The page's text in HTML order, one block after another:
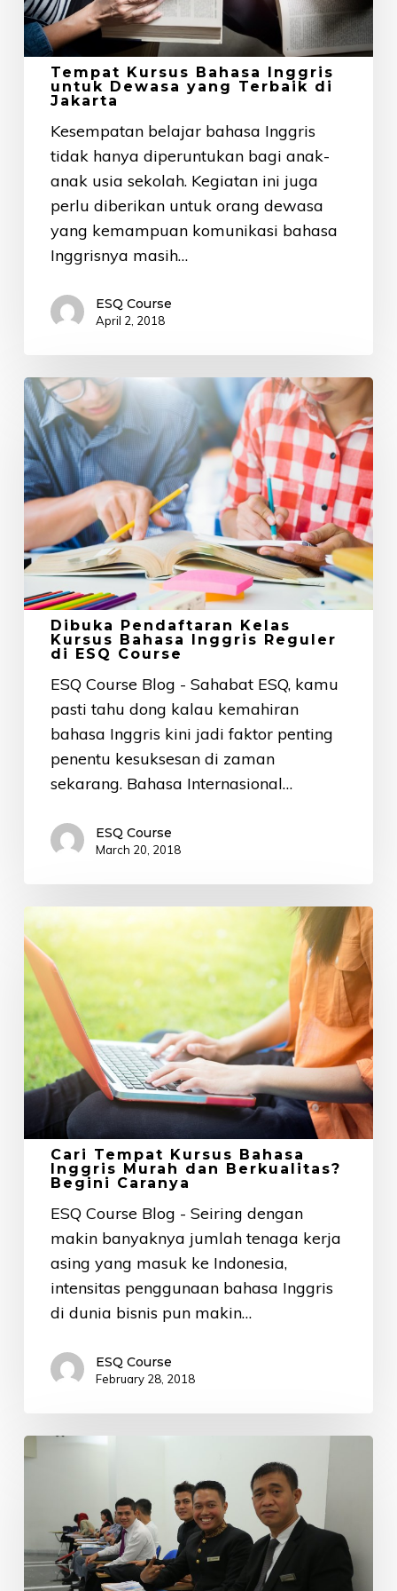
Terbaik
di
Jakarta
Tempat Kursus Bahasa Inggris
untuk Dewasa yang Terbaik di
Jakarta
Kesempatan belajar bahasa Inggris
tidak hanya diperuntukan bagi anak-
anak usia sekolah. Kegiatan ini juga
perlu diberikan untuk orang dewasa
yang kemampuan komunikasi bahasa
Inggrisnya masih…
ESQ Course
April 2, 2018
Dibuka
Pendaftaran
Kelas
Kursus
Bahasa
Inggris
Reguler
di
ESQ
Course
Dibuka Pendaftaran Kelas
Kursus Bahasa Inggris Reguler
di ESQ Course
ESQ Course Blog - Sahabat ESQ, kamu
pasti tahu dong kalau kemahiran
bahasa Inggris kini jadi faktor penting
penentu kesuksesan di zaman
sekarang. Bahasa Internasional…
ESQ Course
March 20, 2018
Cari
Tempat
Kursus
Bahasa
Inggris
Murah
dan
Berkualitas?
Begini
Caranya
Cari Tempat Kursus Bahasa
Inggris Murah dan Berkualitas?
Begini Caranya
ESQ Course Blog - Seiring dengan
makin banyaknya jumlah tenaga kerja
asing yang masuk ke Indonesia,
intensitas penggunaan bahasa Inggris
di dunia bisnis pun makin…
ESQ Course
February 28, 2018
Tempat
Inggris
Perusahaan
Terbaik